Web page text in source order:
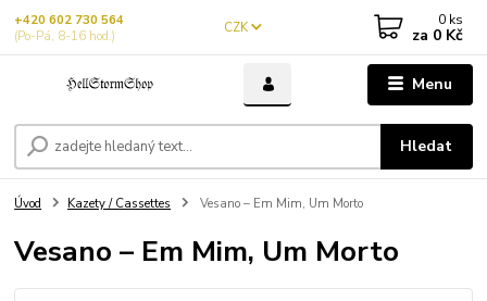
Menu
CZK
Hledat
+420 602 730 564
(Po-Pá, 8-16 hod.)
0 ks
za 0 Kč
Úvod Kazety / Cassettes Vesano – Em Mim, Um Morto
Vesano – Em Mim, Um Morto